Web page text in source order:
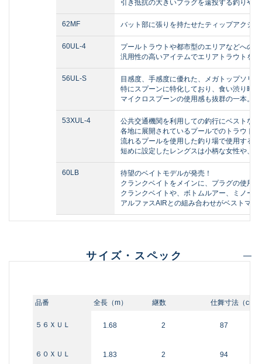
引き抵抗の大きいプラグを遠投する釣りや
62MF バット部に張りを持たせたティップアクシ
60UL-4
プールトラウトや都市型のエリアなどへの
汎用性の高いアイテムでエリアトラウトを
56UL-S
目感度、手感度に優れた、メガトップソリ
特にスプーンに特化しており、食い渋り時
マイクロスプーンの使用感も抜群の一本。
53XUL-4
公共交通機関を利用しての釣行にベストな4
各地に展開されているプールでのトラウト
流れるプールを使用した釣り場で使用する
短めに設定したレングスは小柄な女性や、
60LB
待望のベイトモデルが発売！
クランクベイトをメインに、プラグの使用
クランクベイトや、ボトムルアー、ミノー
アルファスAIRとの組み合わせがベストマッ
サイズ・スペック
品番 全長（m） 継数 仕舞寸法（cm）
５６ＸＵＬ 1.68 2 87
６０ＸＵＬ 1.83 2 94